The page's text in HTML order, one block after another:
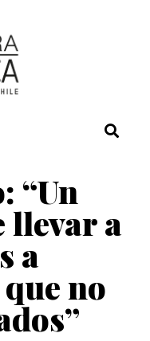
“Un
llevar a
a
no